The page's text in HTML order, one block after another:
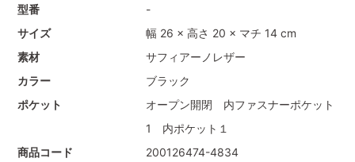
型番
-
サイズ
幅 26 × 高さ 20 × マチ 14 cm
素材
サフィアーノレザー
カラー
ブラック
ポケット
オープン開閉 内ファスナーポケット
1 内ポケット１
商品コード
200126474-4834